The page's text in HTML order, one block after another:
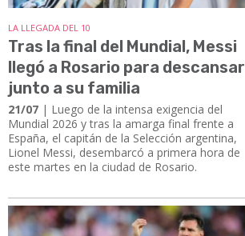
LA LLEGADA DEL 10
Tras la final del Mundial, Messi
llegó a Rosario para descansar
junto a su familia
21/07 | Luego de la intensa exigencia del
Mundial 2026 y tras la amarga final frente a
España, el capitán de la Selección argentina,
Lionel Messi, desembarcó a primera hora de
este martes en la ciudad de Rosario.